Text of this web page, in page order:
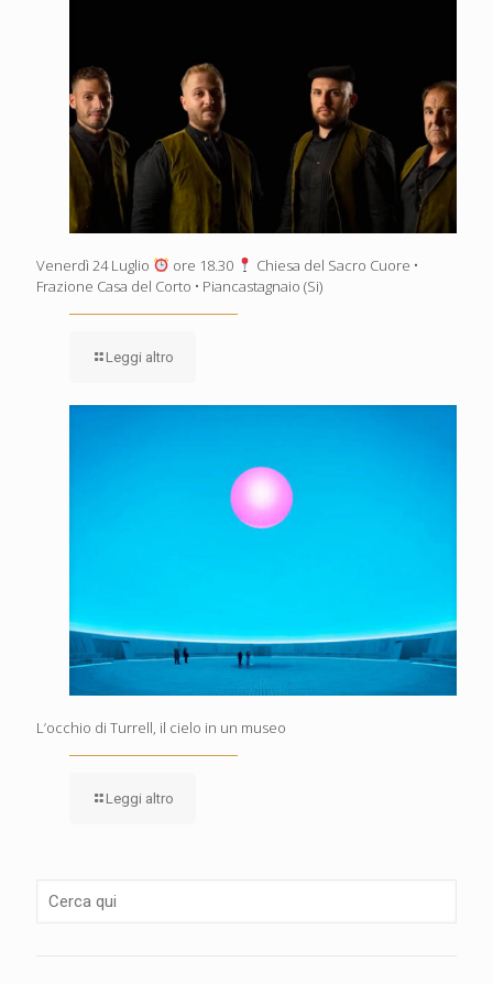
Venerdì 24 Luglio ore 18.30
Chiesa del Sacro Cuore •
Frazione Casa del Corto • Piancastagnaio (Si)
Leggi altro
L’occhio di Turrell, il cielo in un museo
Leggi altro